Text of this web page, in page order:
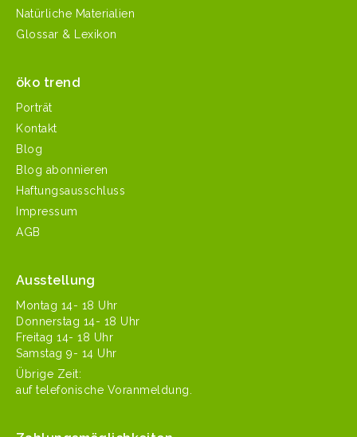
Natürliche Materialien
Glossar & Lexikon
öko trend
Porträt
Kontakt
Blog
Blog abonnieren
Haftungsausschluss
Impressum
AGB
Ausstellung
Mon­tag 14- 18 Uhr
Don­ner­stag 14- 18 Uhr
Fre­itag 14- 18 Uhr
Sam­stag 9- 14 Uhr
Übrige Zeit:
auf tele­fonis­che Voranmeldung.